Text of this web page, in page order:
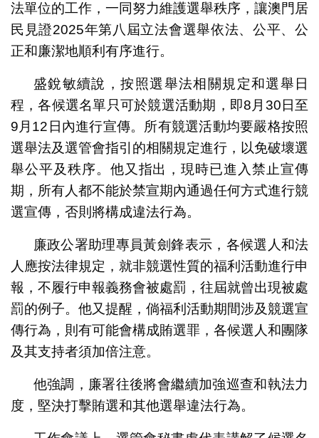
法單位的工作，一同努力維護選舉秩序，讓澳門居
民見證2025年第八屆立法會選舉依法、公平、公
正和廉潔地順利有序進行。
盛銳敏續說，按照選舉法相關規定和選舉日
程，各候選名單只可於競選活動期，即8月30日至
9月12日內進行宣傳。所有競選活動均要嚴格按照
選舉法及選管會指引的相關規定進行，以免破壞選
舉公平及秩序。他又指出，現時已進入禁止宣傳
期，所有人都不能於禁宣期內通過任何方式進行競
選宣傳，否則將構成違法行為。
廉政公署助理專員黃劍鋒表示，各候選人和法
人應按法律規定，就非競選性質的福利活動進行申
報，不履行申報義務會被處罰，往屆就曾出現被處
罰的例子。他又提醒，倘福利活動期間涉及競選宣
傳行為，則有可能會構成賄選罪，各候選人和團隊
及其支持者須加倍注意。
他強調，廉署往後將會繼續加強巡查和執法力
度，堅決打擊賄選和其他選舉違法行為。